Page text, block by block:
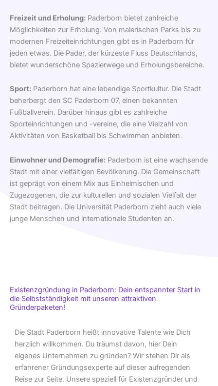
Freizeit und Erholung: Paderborn bietet zahlreiche
Möglichkeiten zur Erholung. Von malerischen Parks bis zu
modernen Freizeiteinrichtungen gibt es in Paderborn für
jeden etwas. Die Pader, der kürzeste Fluss Deutschlands,
bietet wunderschöne Spazierwege und Erholungsbereiche.
Sport: Paderborn hat eine lebendige Sportkultur. Die Stadt
beherbergt den SC Paderborn 07, einen bekannten
Fußballverein. Darüber hinaus gibt es zahlreiche
Sporteinrichtungen und -vereine, die eine Vielzahl von
Aktivitäten von Basketball bis Schwimmen anbieten.
Einwohner und Demografie: Paderborn ist eine wachsende
Stadt mit einer vielfältigen Bevölkerung. Die Gemeinschaft
ist geprägt von einem Mix aus Einheimischen und
Zugezogenen, die zur kulturellen und sozialen Vielfalt der
Stadt beitragen. Die Universität Paderborn zieht auch viele
junge Menschen und internationale Studenten an.
Existenzgründung in Paderborn: Dein entspannter Start in
die Selbstständigkeit mit unseren attraktiven
Gründerpaketen!
Die Stadt Paderborn heißt innovative Talente wie Dich
herzlich willkommen. Du träumst davon, hier Dein
eigenes Unternehmen zu gründen? Wir stehen Dir als
erfahrener Gründungsexperte auf dieser aufregenden
Reise zur Seite. Unsere speziell für Existenzgründer und